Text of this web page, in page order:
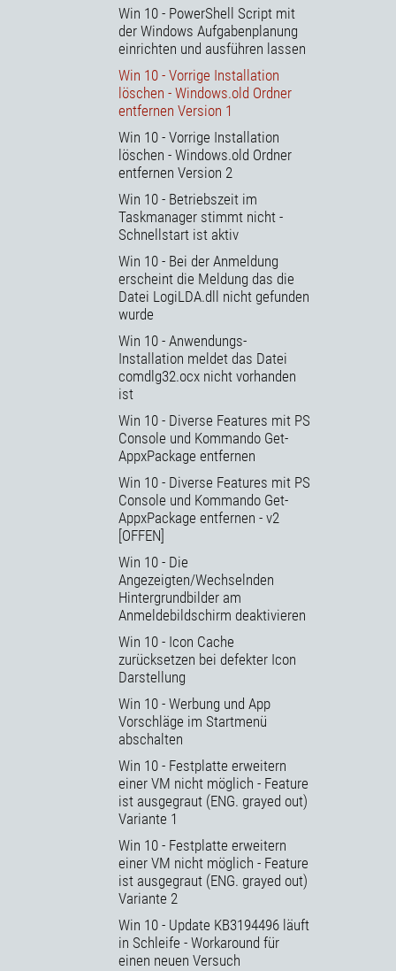
Win 10 - PowerShell Script mit
der Windows Aufgabenplanung
einrichten und ausführen lassen
Win 10 - Vorrige Installation
löschen - Windows.old Ordner
entfernen Version 1
Win 10 - Vorrige Installation
löschen - Windows.old Ordner
entfernen Version 2
Win 10 - Betriebszeit im
Taskmanager stimmt nicht -
Schnellstart ist aktiv
Win 10 - Bei der Anmeldung
erscheint die Meldung das die
Datei LogiLDA.dll nicht gefunden
wurde
Win 10 - Anwendungs-
Installation meldet das Datei
comdlg32.ocx nicht vorhanden
ist
Win 10 - Diverse Features mit PS
Console und Kommando Get-
AppxPackage entfernen
Win 10 - Diverse Features mit PS
Console und Kommando Get-
AppxPackage entfernen - v2
[OFFEN]
Win 10 - Die
Angezeigten/Wechselnden
Hintergrundbilder am
Anmeldebildschirm deaktivieren
Win 10 - Icon Cache
zurücksetzen bei defekter Icon
Darstellung
Win 10 - Werbung und App
Vorschläge im Startmenü
abschalten
Win 10 - Festplatte erweitern
einer VM nicht möglich - Feature
ist ausgegraut (ENG. grayed out)
Variante 1
Win 10 - Festplatte erweitern
einer VM nicht möglich - Feature
ist ausgegraut (ENG. grayed out)
Variante 2
Win 10 - Update KB3194496 läuft
in Schleife - Workaround für
einen neuen Versuch